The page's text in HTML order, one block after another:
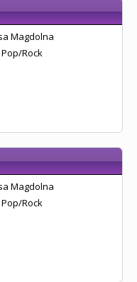
Magdolna
Pop/Rock
Magdolna
Pop/Rock